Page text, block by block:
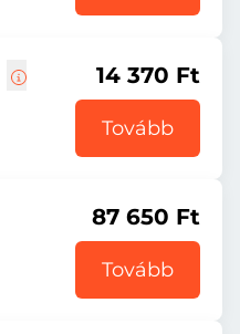
14 370 Ft
Tovább
87 650 Ft
Tovább